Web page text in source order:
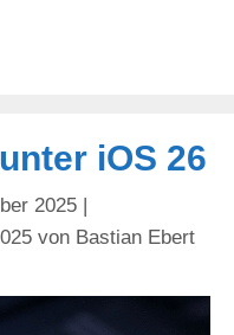
iOS 26
2025
von Bastian Ebert